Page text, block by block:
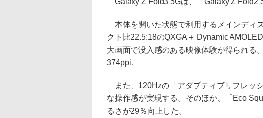
Galaxy Z Fold3 5Gは、「Galaxy Z Fold2
本体を開いた状態で利用するメインディ
クト比22.5:18のQXGA＋ Dynamic
大画面で没入感のある映像体験が得られる
374ppi。
また、120Hzの「アダプティブリフレッ
な操作感が実現する。そのほか、「Eco
るさが29％向上した。